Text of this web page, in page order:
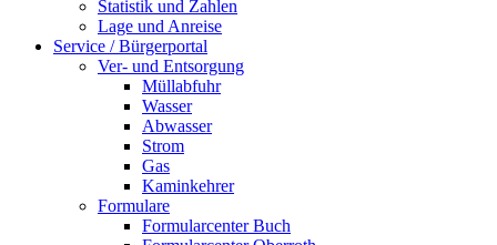
Statistik und Zahlen
Lage und Anreise
Service / Bürgerportal
Ver- und Entsorgung
Müllabfuhr
Wasser
Abwasser
Strom
Gas
Kaminkehrer
Formulare
Formularcenter Buch